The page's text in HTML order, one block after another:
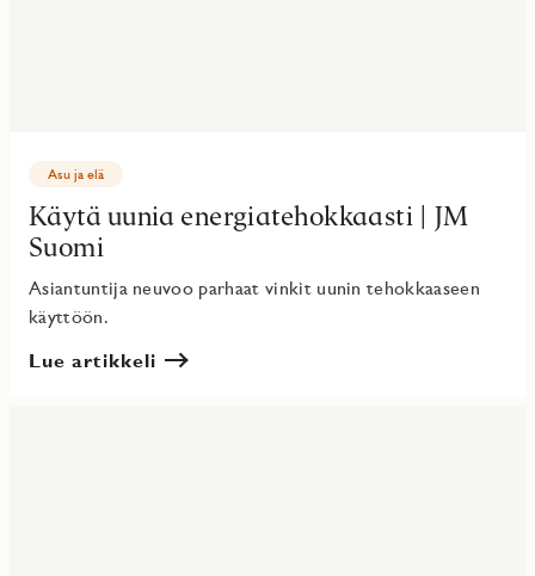
Asu ja elä
Käytä uunia energiatehokkaasti | JM
Suomi
Asiantuntija neuvoo parhaat vinkit uunin tehokkaaseen
käyttöön.
Lue artikkeli